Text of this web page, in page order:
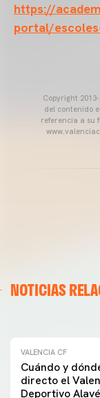
https://
portal/
Copyright
del contenido
referencia a su
NOTICIAS
VALENCIA CF
Cuándo y
directo el
Deportivo